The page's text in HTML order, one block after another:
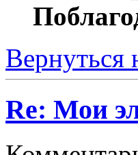
Вернуться
Re: Мои